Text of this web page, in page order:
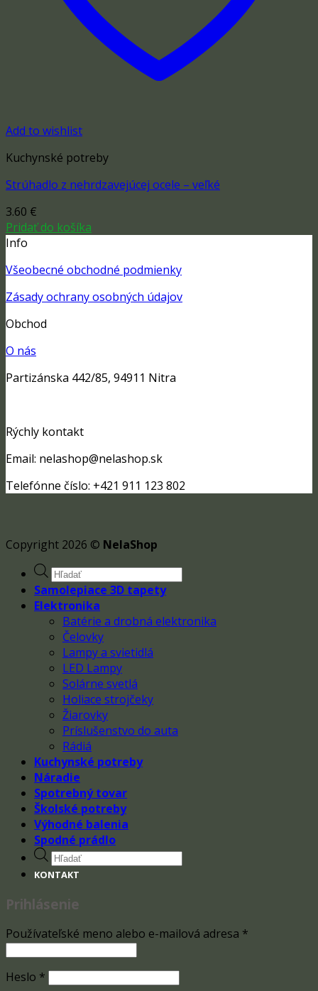
Add to wishlist
Kuchynské potreby
Strúhadlo z nehrdzavejúcej ocele – veľké
3.60 €
Pridať do košíka
Info
Všeobecné obchodné podmienky
Zásady ochrany osobných údajov
Obchod
O nás
Partizánska 442/85, 94911 Nitra
Rýchly kontakt
Email: nelashop@nelashop.sk
Telefónne číslo: +421 911 123 802
Copyright 2026 © NelaShop
Products
search
Samolepiace 3D tapety
Elektronika
Batérie a drobná elektronika
Čelovky
Lampy a svietidlá
LED Lampy
Solárne svetlá
Holiace strojčeky
Žiarovky
Príslušenstvo do auta
Rádiá
Kuchynské potreby
Náradie
Spotrebný tovar
Školské potreby
Výhodné balenia
Spodné prádlo
Products
search
KONTAKT
Prihlásenie
Používateľské meno alebo e-mailová adresa *
Heslo *